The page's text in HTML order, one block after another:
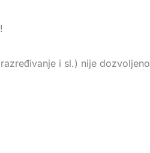
i sl.) nije dozvoljeno